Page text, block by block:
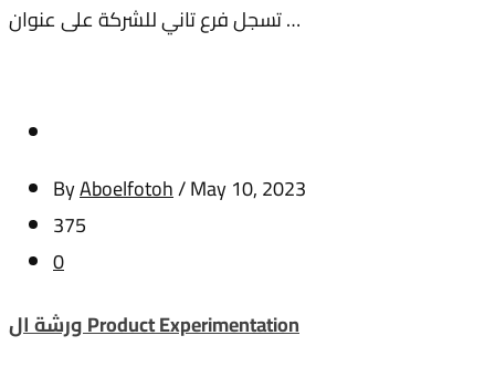
تسجل فرع تاني للشركة على عنوان …
ByAboelfotoh/May 10, 2023
375
0
ورشة ال Product Experimentation